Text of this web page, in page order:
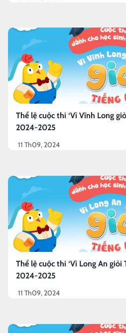
Thể lệ cuộc thi ‘Vì Vĩnh Long
2024-2025
11 Th09, 2024
Thể lệ cuộc thi ‘Vì Long An giỏi
2024-2025
11 Th09, 2024